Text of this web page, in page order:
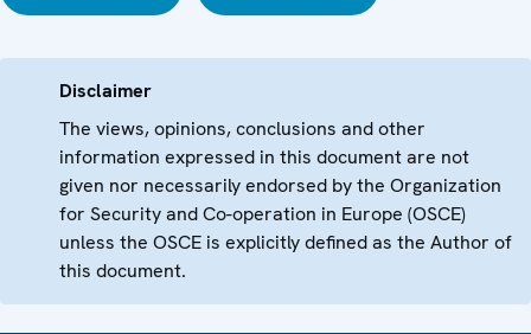
Disclaimer
The views, opinions, conclusions and other
information expressed in this document are not
given nor necessarily endorsed by the Organization
for Security and Co-operation in Europe (OSCE)
unless the OSCE is explicitly defined as the Author of
this document.